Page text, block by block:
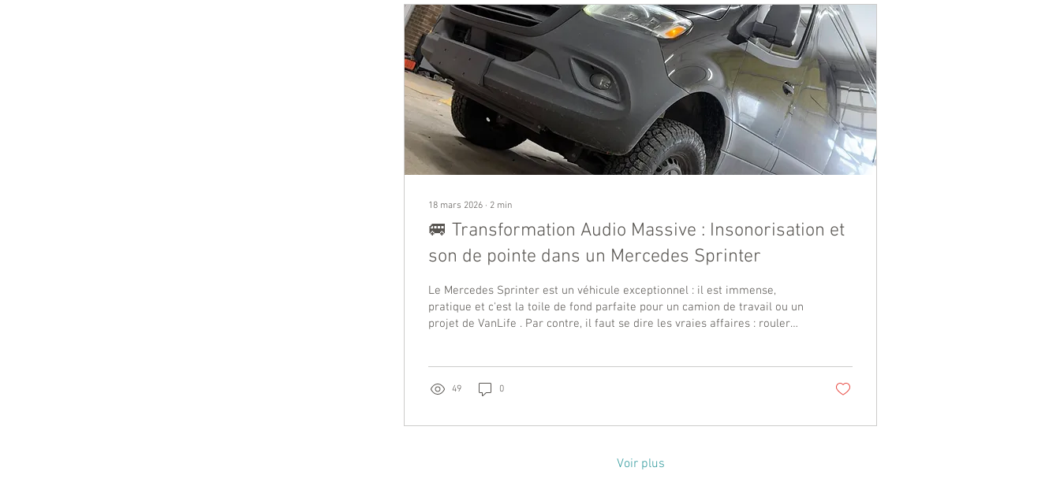
18 mars 2026 ∙ 2 min
🚐 Transformation Audio Massive : Insonorisation et
son de pointe dans un Mercedes Sprinter
Le Mercedes Sprinter est un véhicule exceptionnel : il est immense,
pratique et c'est la toile de fond parfaite pour un camion de travail ou un
projet de VanLife . Par contre, il faut se dire les vraies affaires : rouler
la totale : du volume, de la clarté, et surtout, du...
49 0
Voir plus